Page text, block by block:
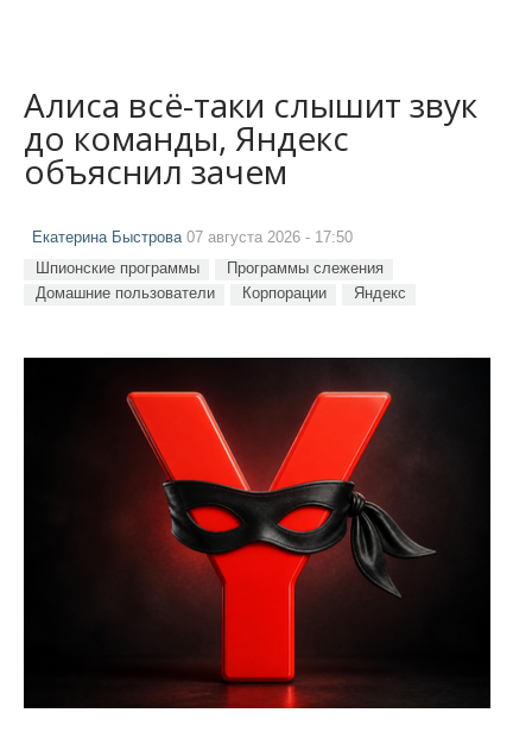
Алиса всё-таки слышит звук
до команды, Яндекс
объяснил зачем
Екатерина Быстрова 07 августа 2026 - 17:50
Шпионские программы
Программы слежения
Домашние пользователи
Корпорации Яндекс